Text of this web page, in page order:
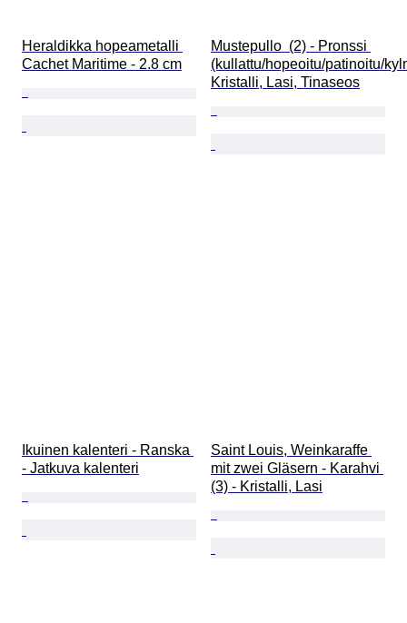
Heraldikka hopeametalli
Cachet Maritime - 2.8 cm
Mustepullo  (2) - Pronssi
(kullattu/hopeoitu/patinoitu/
Kristalli, Lasi, Tinaseos
Ikuinen kalenteri - Ranska
- Jatkuva kalenteri
Saint Louis, Weinkaraffe
mit zwei Gläsern - Karahvi
(3) - Kristalli, Lasi